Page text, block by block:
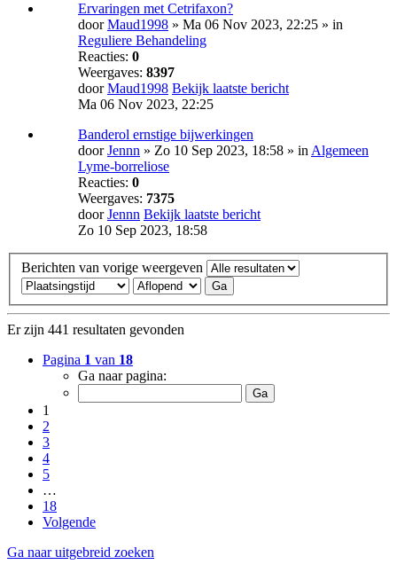
Ervaringen met Cetrifaxon?
doorMaud1998 » Ma 06 Nov 2023, 22:25 » in
Reguliere Behandeling
Reacties: 0
Weergaves: 8397
doorMaud1998 Bekijk laatste bericht
Ma 06 Nov 2023, 22:25
Banderol ernstige bijwerkingen
doorJennn » Zo 10 Sep 2023, 18:58 » in Algemeen
Lyme-borreliose
Reacties: 0
Weergaves: 7375
doorJennn Bekijk laatste bericht
Zo 10 Sep 2023, 18:58
Berichten van vorige weergeven
Er zijn 441 resultaten gevonden
Pagina 1 van 18
Ga naar pagina:
1
2
3
4
5
…
18
Volgende
Ga naar uitgebreid zoeken